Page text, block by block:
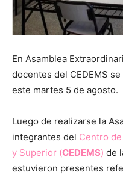
En Asamblea
docentes del CEDEMS
este martes 5 de agosto.
Luego de realizarse la
integrantes del Centro
y Superior (CEDEMS) de
estuvieron presentes